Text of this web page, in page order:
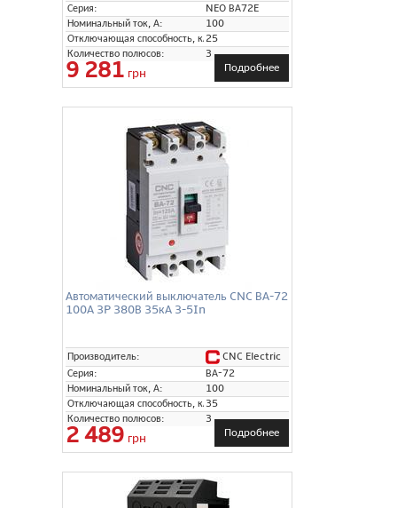
Серия:
NEO ВА72E
Номинальный ток, А:
100
Отключающая способность, кА:25
Количество полюсов:
3
9 281 грн Подробнее
Автоматический выключатель CNC ВА-72
100А 3P 380В 35кА 3-5In
Производитель:
CNC Electric
Серия:
ВА-72
Номинальный ток, А:
100
Отключающая способность, кА:35
Количество полюсов:
3
2 489 грн Подробнее